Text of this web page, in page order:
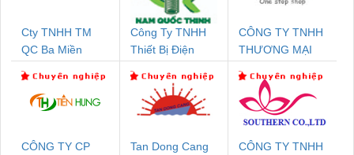
Cty TNHH TM
QC Ba Miền
Công Ty TNHH
Thiết Bị Điện
CÔNG TY TNHH
THƯƠNG MẠI
NAM
CÔNG TY CP
Tan Dong Cang
CÔNG TY TNHH